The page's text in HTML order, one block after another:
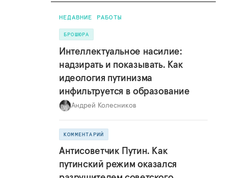
НЕДАВНИЕ РАБОТЫ
БРОШЮРА
Интеллектуальное насилие:
надзирать и показывать. Как
идеология путинизма
инфильтруется в образование
Андрей Колесников
КОММЕНТАРИЙ
Антисоветчик Путин. Как
путинский режим оказался